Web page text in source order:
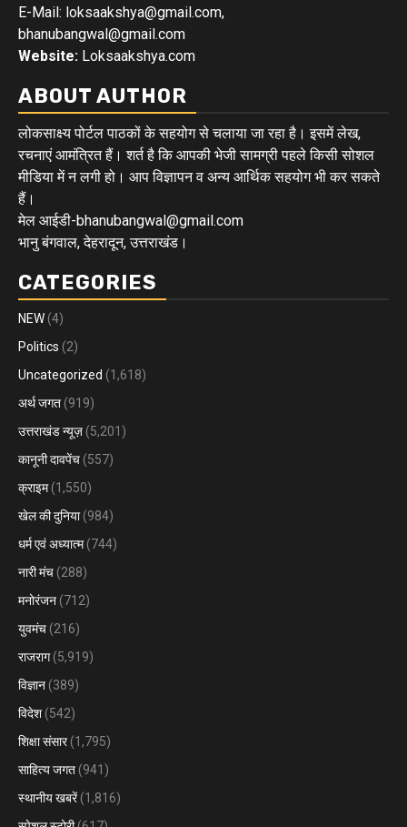
E-Mail: loksaakshya@gmail.com,
bhanubangwal@gmail.com
Website: Loksaakshya.com
ABOUT AUTHOR
लोकसाक्ष्य पोर्टल पाठकों के सहयोग से चलाया जा रहा है। इसमें लेख,
रचनाएं आमंत्रित हैं। शर्त है कि आपकी भेजी सामग्री पहले किसी सोशल
मीडिया में न लगी हो। आप विज्ञापन व अन्य आर्थिक सहयोग भी कर सकते
हैं।
मेल आईडी-bhanubangwal@gmail.com
भानु बंगवाल, देहरादून, उत्तराखंड।
CATEGORIES
NEW (4)
Politics (2)
Uncategorized (1,618)
अर्थ जगत (919)
उत्तराखंड न्यूज़ (5,201)
कानूनी दावपेंच (557)
क्राइम(1,550)
खेल की दुनिया(984)
धर्म एवं अध्यात्म(744)
नारी मंच (288)
मनोरंजन (712)
युवमंच (216)
राजराग(5,919)
विज्ञान (389)
विदेश (542)
शिक्षा संसार(1,795)
साहित्य जगत (941)
स्थानीय खबरें(1,816)